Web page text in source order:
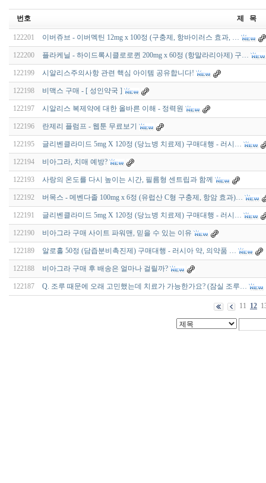
번호 제 목
122201 이버쥬브 - 이버멕틴 12mg x 100정 (구충제, 항바이러스 효과, …
122200 플라케닐 - 하이드록시클로로퀸 200mg x 60정 (항말라리아제) 구…
122199 시알리스주의사항 관련 핵심 아이템 공유합니다!
122198 비맥스 구매 - [ 성인약국 ]
122197 시알리스 복제약에 대한 올바른 이해 - 정력원
122196 란제리 플럼프 - 웹툰 무료보기
122195 글리벤클라미드 5mg X 120정 (당뇨병 치료제) 구매대행 - 러시…
122194 비아그라, 치매 예방?
122193 사랑의 온도를 다시 높이는 시간, 필름형 센트립과 함께
122192 버목스 - 메벤다졸 100mg x 6정 (유럽산 C형 구충제, 항암 효과)…
122191 글리벤클라미드 5mg X 120정 (당뇨병 치료제) 구매대행 - 러시…
122190 비아그라 구매 사이트 파워맨, 믿을 수 있는 이유
122189 알로홀 50정 (담즙분비촉진제) 구매대행 - 러시아 약, 의약품 …
122188 비아그라 구매 후 배송은 얼마나 걸릴까?
122187 Q. 조루 때문에 오래 고민했는데 치료가 가능한가요? (잠실 조루…
11 12